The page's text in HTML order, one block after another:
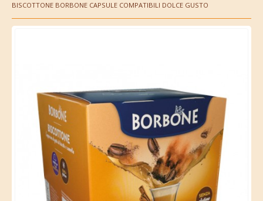
BISCOTTONE BORBONE CAPSULE COMPATIBILI DOLCE GUSTO